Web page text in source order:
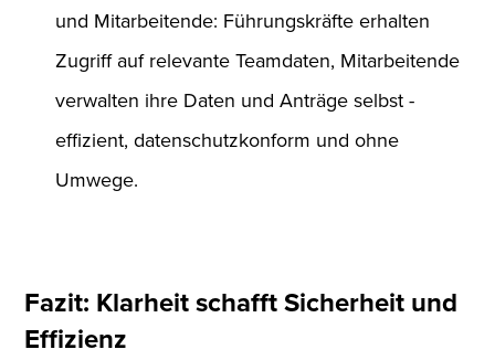
und Mitarbeitende: Führungskräfte erhalten
Zugriff auf relevante Teamdaten, Mitarbeitende
verwalten ihre Daten und Anträge selbst -
effizient, datenschutzkonform und ohne
Umwege.
Fazit: Klarheit schafft Sicherheit und
Effizienz